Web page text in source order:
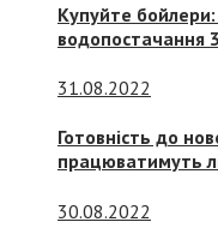
Купуйте
водопостачання
31.08.2022
Готовність до
працюватимуть
30.08.2022